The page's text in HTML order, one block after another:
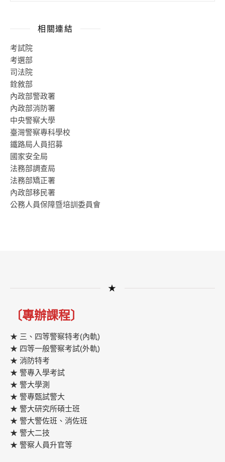
相關連結
考試院
考選部
司法院
銓敘部
內政部警政署
內政部消防署
中央警察大學
臺灣警察專科學校
鐵路局人員招募
國家安全局
法務部調查局
法務部矯正署
內政部移民署
公務人員保障暨培訓委員會
★
〔專辦課程〕
★ 三、四等警察特考(內軌)
★ 四等一般警察考試(外軌)
★ 消防特考
★ 警專入學考試
★ 警大學測
★ 警專甄試警大
★ 警大研究所碩士班
★ 警大警佐班、消佐班
★ 警大二技
★ 警察人員升官等